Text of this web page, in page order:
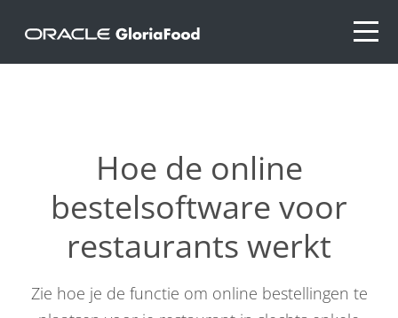
Hoe de online
bestelsoftware voor
restaurants werkt
Zie hoe je de functie om online bestellingen te